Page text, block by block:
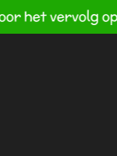
Ga
direct